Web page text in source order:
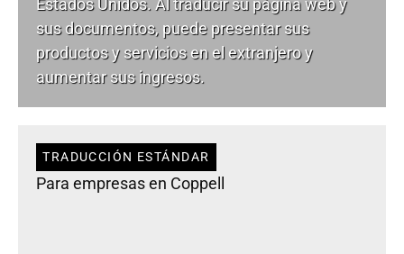
Estados Unidos. Al traducir su página web y
sus documentos, puede presentar sus
productos y servicios en el extranjero y
aumentar sus ingresos.
TRADUCCIÓN ESTÁNDAR
Para empresas en Coppell